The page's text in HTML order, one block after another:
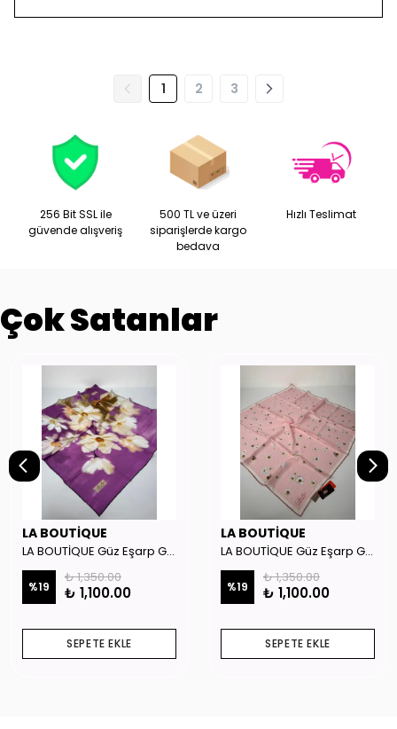
1 2 3
256 Bit SSL ile
güvende alışveriş
500 TL ve üzeri
siparişlerde kargo
bedava
Hızlı Teslimat
Çok Satanlar
LA BOUTİQUE
LA BOUTİQUE Güz Eşarp GYSE262908
%19
₺ 1,350.00
₺ 1,100.00
SEPETE EKLE
LA BOUTİQUE
LA BOUTİQUE Güz Eşarp GYSE130804
%19
₺ 1,350.00
₺ 1,100.00
SEPETE EKLE